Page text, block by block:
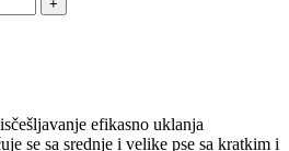
efikasno uklanja
se sa srednje i velike pse sa kratkim i